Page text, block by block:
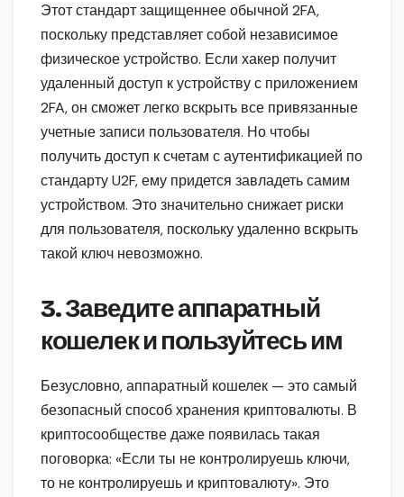
Этот стандарт защищеннее обычной 2FA,
поскольку представляет собой независимое
физическое устройство. Если хакер получит
удаленный доступ к устройству с приложением
2FA, он сможет легко вскрыть все привязанные
учетные записи пользователя. Но чтобы
получить доступ к счетам с аутентификацией по
стандарту U2F, ему придется завладеть самим
устройством. Это значительно снижает риски
для пользователя, поскольку удаленно вскрыть
такой ключ невозможно.
3. Заведите аппаратный
кошелек и пользуйтесь им
Безусловно, аппаратный кошелек — это самый
безопасный способ хранения криптовалюты. В
криптосообществе даже появилась такая
поговорка: «Если ты не контролируешь ключи,
то не контролируешь и криптовалюту». Это